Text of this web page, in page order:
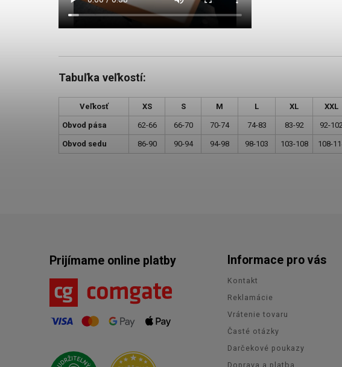
Tabuľka veľkostí:
Veľkosť XS S M L XL XXL
Obvod pása 62-66 66-70 70-74 74-83 83-92 92-
Obvod sedu 86-90 90-94 94-98 98-103 103-108 108-
Prijímame online platby Informace pro vás
Kontakt
Reklamácie
Vrátenie tovaru
Časté otázky
Darčekové poukazy
Doprava a platba